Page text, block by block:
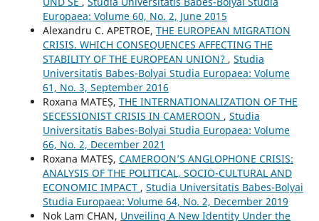
Europaea: Volume 60, No. 2, June 2015
Alexandru C. APETROE, THE EUROPEAN MIGRATION
CRISIS. WHICH CONSEQUENCES AFFECTING THE
STABILITY OF THE EUROPEAN UNION? , Studia
Universitatis Babes-Bolyai Studia Europaea: Volume
61, No. 3, September 2016
Roxana MATEȘ, THE INTERNATIONALIZATION OF THE
SECESSIONIST CRISIS IN CAMEROON , Studia
Universitatis Babes-Bolyai Studia Europaea: Volume
66, No. 2, December 2021
Roxana MATEŞ, CAMEROON’S ANGLOPHONE CRISIS:
ANALYSIS OF THE POLITICAL, SOCIO-CULTURAL AND
ECONOMIC IMPACT , Studia Universitatis Babes-Bolyai
Studia Europaea: Volume 64, No. 2, December 2019
Nok Lam CHAN, Unveiling A New Identity Under the